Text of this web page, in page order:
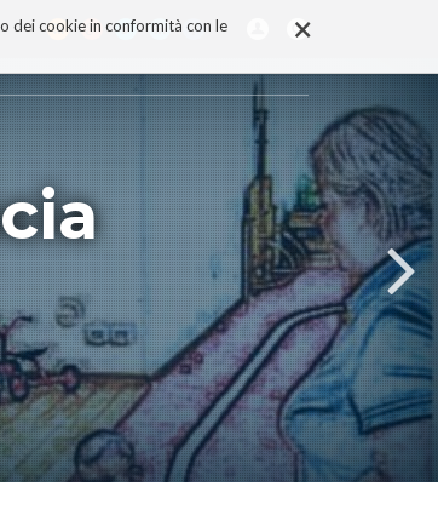
×
dei cookie in conformità con le